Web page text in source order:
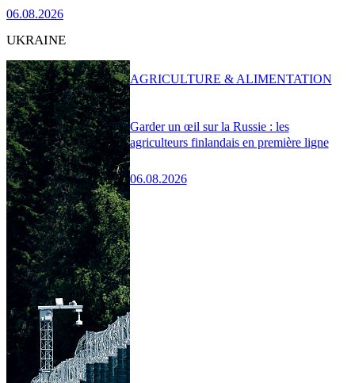
06.08.2026
UKRAINE
Garder un œil sur la Russie : les
agriculteurs finlandais en première ligne
06.08.2026
AGRICULTURE & ALIMENTATION